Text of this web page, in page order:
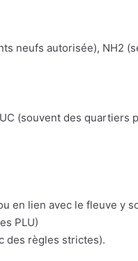
neufs autorisée), NH2
(souvent des quartiers
en lien avec le fleuve y
PLU)
des règles strictes).